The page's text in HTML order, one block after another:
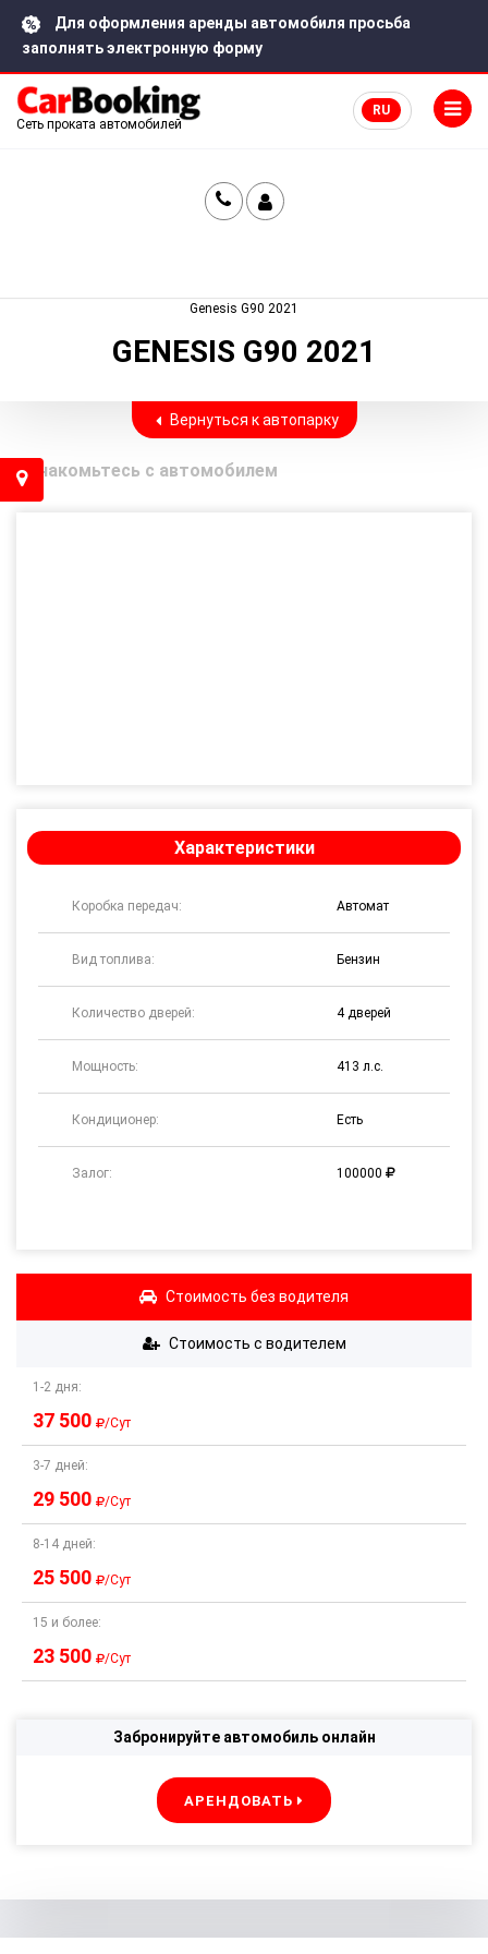
Для оформления аренды автомобиля просьба
заполнять электронную форму
Сеть проката автомобилей
RU
Genesis G90 2021
GENESIS G90 2021
Вернуться к автопарку
Ознакомьтесь с автомобилем
Характеристики
Коробка передач: Автомат
Вид топлива: Бензин
Количество дверей: 4 дверей
Мощность: 413 л.с.
Кондиционер: Есть
Залог: 100000
Стоимость без водителя
Стоимость с водителем
1-2 дня:
37 500 /Сут
3-7 дней:
29 500 /Сут
8-14 дней:
25 500 /Сут
15 и более:
23 500 /Сут
Забронируйте автомобиль онлайн
АРЕНДОВАТЬ